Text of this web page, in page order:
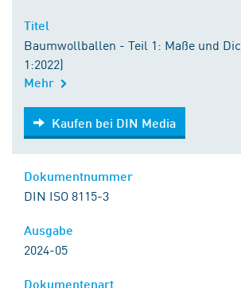
Baumwollballen - Teil 1: Maße und
1:2022)
Mehr
Kaufen bei DIN Media
Kaufen bei DIN Media
DIN ISO 8115-3
2024-05